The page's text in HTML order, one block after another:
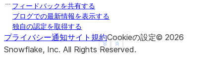
Show less
See more
フィードバックを共有する
ブログでの最新情報を表示する
独自の認定を取得する
プライバシー通知サイト規約Cookieの設定© 2026
Snowflake, Inc. All Rights Reserved.